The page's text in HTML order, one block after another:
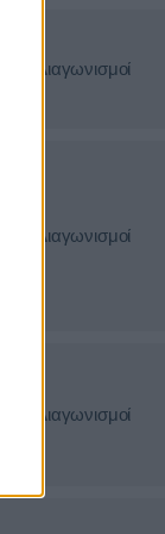
Διαγωνισμοί
Διαγωνισμοί
Διαγωνισμοί